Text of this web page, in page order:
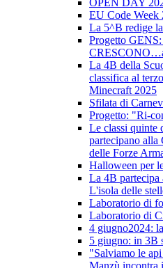
OPEN DAY
EU Code Week
La 5^B redige
Progetto
La 4B della
classifica al
Minecraft 2025
Sfilata di
Progetto: "Ri-
Le classi quinte
partecipano
delle Forze
Halloween per
La 4B
L'isola delle
Laboratorio di
Laboratorio di
4 giugno2024:
5 giugno: in 3B
"Salviamo le